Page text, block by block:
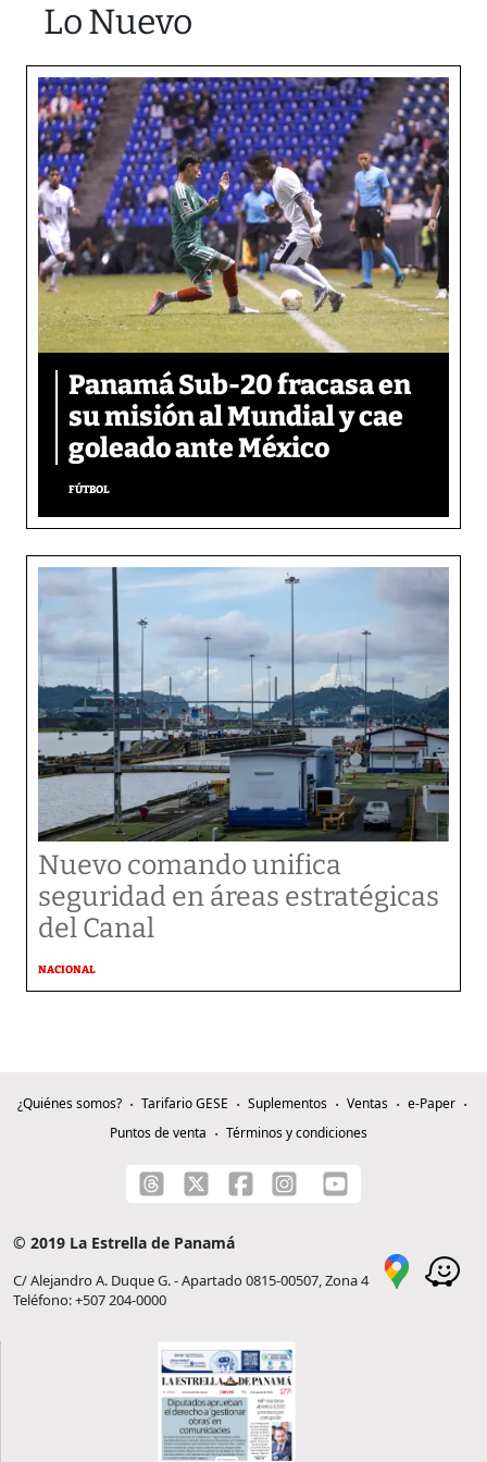
Lo Nuevo
Panamá Sub-20 fracasa en
su misión al Mundial y cae
goleado ante México
FÚTBOL
Nuevo comando unifica
seguridad en áreas estratégicas
del Canal
NACIONAL
¿Quiénes somos? Tarifario GESE Suplementos Ventas
e-Paper
Puntos de venta
Términos y condiciones
© 2019 La Estrella de Panamá
C/ Alejandro A. Duque G. - Apartado 0815-00507, Zona 4
Teléfono: +507 204-0000